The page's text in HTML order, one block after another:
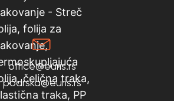
office@euris.rs
podrska@euris.rs